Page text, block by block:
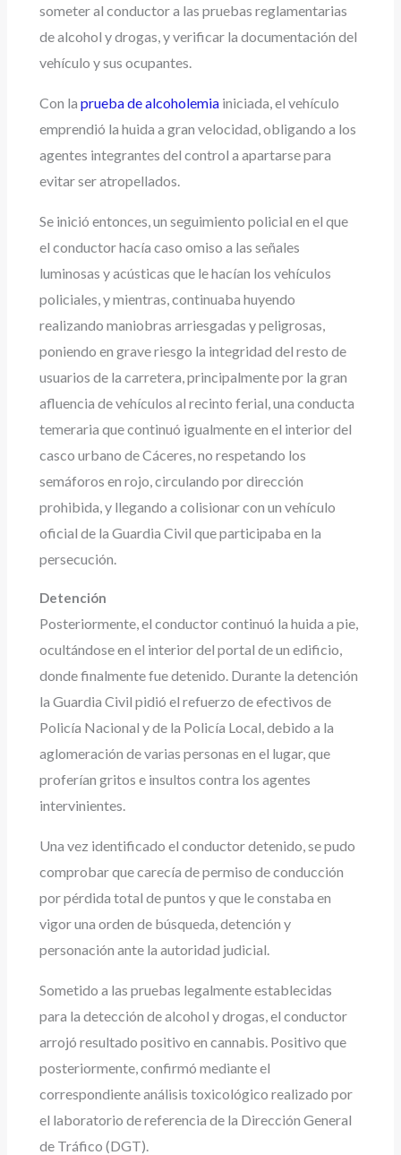
someter al conductor a las pruebas reglamentarias
de alcohol y drogas, y verificar la documentación del
vehículo y sus ocupantes.
Con laprueba de alcoholemia iniciada, el vehículo
emprendió la huida a gran velocidad, obligando a los
agentes integrantes del control a apartarse para
evitar ser atropellados.
Se inició entonces, un seguimiento policial en el que
el conductor hacía caso omiso a las señales
luminosas y acústicas que le hacían los vehículos
policiales, y mientras, continuaba huyendo
realizando maniobras arriesgadas y peligrosas,
poniendo en grave riesgo la integridad del resto de
usuarios de la carretera, principalmente por la gran
afluencia de vehículos al recinto ferial, una conducta
temeraria que continuó igualmente en el interior del
casco urbano de Cáceres, no respetando los
semáforos en rojo, circulando por dirección
prohibida, y llegando a colisionar con un vehículo
oficial de la Guardia Civil que participaba en la
persecución.
Detención
Posteriormente, el conductor continuó la huida a pie,
ocultándose en el interior del portal de un edificio,
donde finalmente fue detenido. Durante la detención
la Guardia Civil pidió el refuerzo de efectivos de
Policía Nacional y de la Policía Local, debido a la
aglomeración de varias personas en el lugar, que
proferían gritos e insultos contra los agentes
intervinientes.
Una vez identificado el conductor detenido, se pudo
comprobar que carecía de permiso de conducción
por pérdida total de puntos y que le constaba en
vigor una orden de búsqueda, detención y
personación ante la autoridad judicial.
Sometido a las pruebas legalmente establecidas
para la detección de alcohol y drogas, el conductor
arrojó resultado positivo en cannabis. Positivo que
posteriormente, confirmó mediante el
correspondiente análisis toxicológico realizado por
el laboratorio de referencia de la Dirección General
de Tráfico (DGT).